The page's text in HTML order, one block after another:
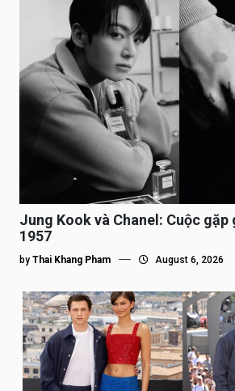
Jung Kook và Chanel: Cuộc gặp
1957
by Thai Khang Pham August 6, 2026